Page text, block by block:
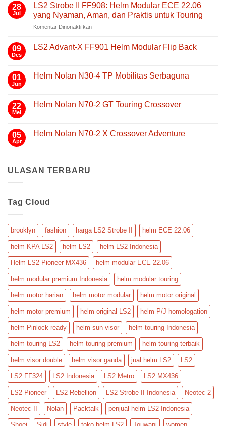
28
Jul
LS2 Strobe II FF908: Helm Modular ECE 22.06
yang Nyaman, Aman, dan Praktis untuk Touring
Komentar Dinonaktifkanpada
Strobe
Modular
yang
dan
Praktis
09
Des
LS2 Advant-X FF901 Helm Modular Flip Back
pada
FF901
Helm
Back
01
Jun
Helm Nolan N30-4 TP Mobilitas Serbaguna
pada
4
TP
22
Mei
Helm Nolan N70-2 GT Touring Crossover
pada
GT
Touring
05
Apr
Helm Nolan N70-2 X Crossover Adventure
Helm
Crossover
ULASAN TERBARU
Tag Cloud
brooklyn fashion harga LS2 Strobe II helm ECE 22.06
helm KPA LS2 helm LS2 helm LS2 Indonesia
Helm LS2 Pioneer MX436 helm modular ECE 22.06
helm modular premium Indonesia helm modular touring
helm motor harian helm motor modular helm motor original
helm motor premium helm original LS2 helm P/J homologation
helm Pinlock ready helm sun visor helm touring Indonesia
helm touring LS2 helm touring premium helm touring terbaik
helm visor double helm visor ganda jual helm LS2 LS2
LS2 FF324 LS2 Indonesia LS2 Metro LS2 MX436
LS2 Pioneer LS2 Rebellion LS2 Strobe II Indonesia Neotec 2
Neotec II Nolan Packtalk penjual helm LS2 Indonesia